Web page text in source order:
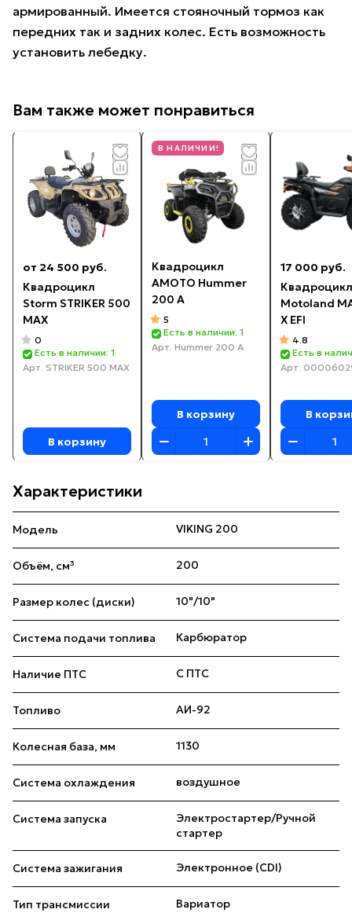
армированный. Имеется стояночный тормоз как
передних так и задних колес. Есть возможность
установить лебедку.
Вам также может понравиться
от 24 500 руб.
Квадроцикл
Storm STRIKER 500
MAX
0
Есть в наличии: 1
Арт. STRIKER 500 MAX
В корзину
В НАЛИЧИИ!
Квадроцикл
AMOTO Hummer
200 A
5
Есть в наличии: 1
Арт. Hummer 200 A
В корзину
17 000 руб.
Квадроцикл
Motoland
X EFI
4.8
Есть в
Арт.
В
Характеристики
Модель VIKING 200
Объём, см³ 200
Размер колес (диски) 10"/10"
Система подачи топлива Карбюратор
Наличие ПТС С ПТС
Топливо АИ-92
Колесная база, мм 1130
Система охлаждения воздушное
Система запуска
Электростартер/Ручной
стартер
Система зажигания Электронное (CDI)
Тип трансмиссии Вариатор